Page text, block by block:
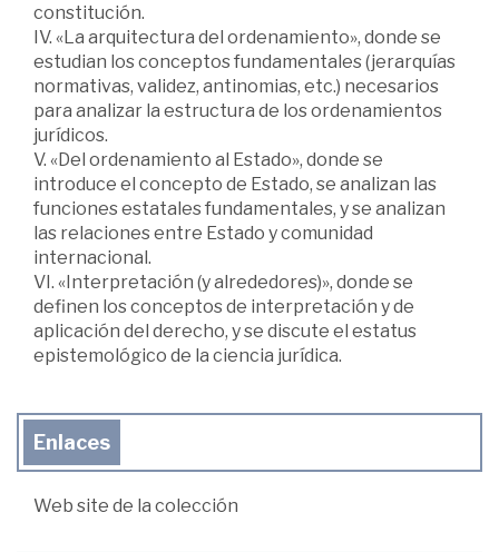
constitución.
IV. «La arquitectura del ordenamiento», donde se
estudian los conceptos fundamentales (jerarquías
normativas, validez, antinomias, etc.) necesarios
para analizar la estructura de los ordenamientos
jurídicos.
V. «Del ordenamiento al Estado», donde se
introduce el concepto de Estado, se analizan las
funciones estatales fundamentales, y se analizan
las relaciones entre Estado y comunidad
internacional.
VI. «Interpretación (y alrededores)», donde se
definen los conceptos de interpretación y de
aplicación del derecho, y se discute el estatus
epistemológico de la ciencia jurídica.
Enlaces
Web site de la colección